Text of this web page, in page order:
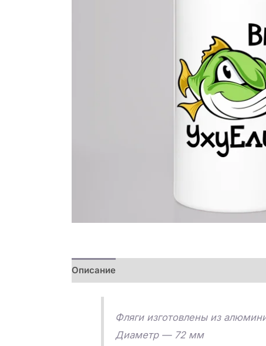
Описание
Фляги изготовлены из
Диаметр — 72 мм